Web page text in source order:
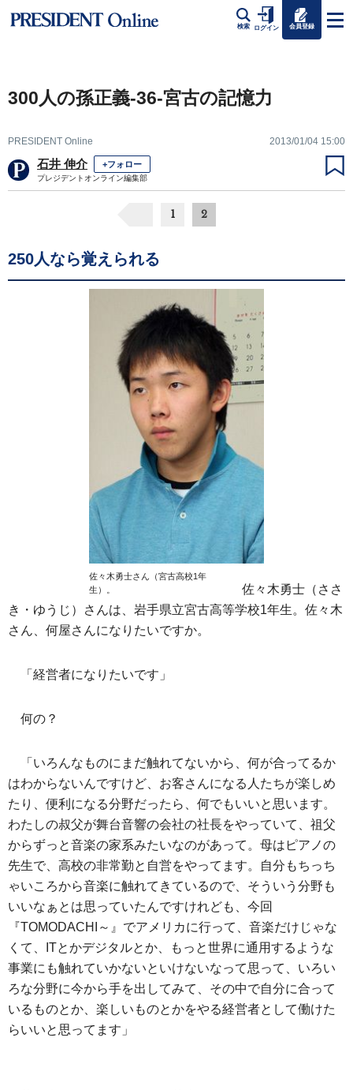
検索 ログイン 会員登録
300人の孫正義-36-宮古の記憶力
PRESIDENT Online 2013/01/04 15:00
石井 伸介 +フォロー
プレジデントオンライン編集部
1 2
250人なら覚えられる
佐々木勇士さん（宮古高校1年
生）。
佐々木勇士（ささ
き・ゆうじ）さんは、岩手県立宮古高等学校1年生。佐々木
さん、何屋さんになりたいですか。
「経営者になりたいです」
何の？
「いろんなものにまだ触れてないから、何が合ってるか
はわからないんですけど、お客さんになる人たちが楽しめ
たり、便利になる分野だったら、何でもいいと思います。
わたしの叔父が舞台音響の会社の社長をやっていて、祖父
からずっと音楽の家系みたいなのがあって。母はピアノの
先生で、高校の非常勤と自営をやってます。自分もちっち
ゃいころから音楽に触れてきているので、そういう分野も
いいなぁとは思っていたんですけれども、今回
『TOMODACHI～』でアメリカに行って、音楽だけじゃな
くて、ITとかデジタルとか、もっと世界に通用するような
事業にも触れていかないといけないなって思って、いろい
ろな分野に今から手を出してみて、その中で自分に合って
いるものとか、楽しいものとかをやる経営者として働けた
らいいと思ってます」